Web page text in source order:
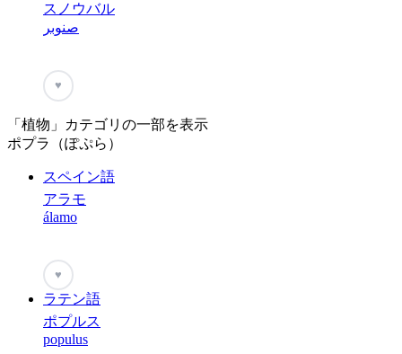
スノウバル
صنوبر
♥
「植物」カテゴリの一部を表示
ポプラ（ぽぷら）
スペイン語
アラモ
álamo
♥
ラテン語
ポプルス
populus